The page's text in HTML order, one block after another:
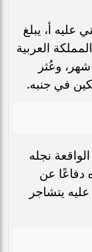
عليه أ، يبلغ
المملكة العربية
وعُثر
في جنبه.
نجله
والده دفاعًا عن
يتشاجر